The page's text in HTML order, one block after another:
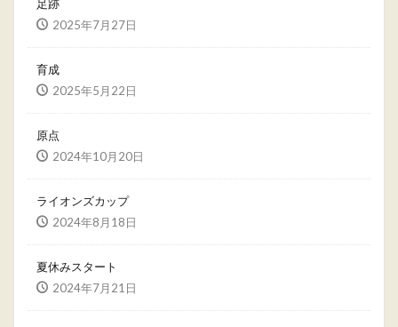
足跡
2025年7月27日
育成
2025年5月22日
原点
2024年10月20日
ライオンズカップ
2024年8月18日
夏休みスタート
2024年7月21日